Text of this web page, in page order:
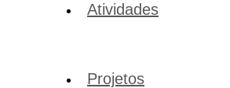
Atividades
Projetos